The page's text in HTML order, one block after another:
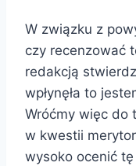
W związku z
czy recenzować
redakcją
wpłynęła to
Wróćmy więc do
w kwestii
wysoko ocenić